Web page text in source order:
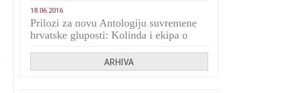
18.06.2016
Prilozi za novu Antologiju suvremene
hrvatske gluposti: Kolinda i ekipa o
ARHIVA